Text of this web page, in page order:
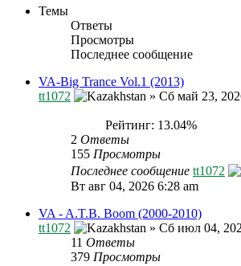
Темы
Ответы
Просмотры
Последнее сообщение
VA-Big Trance Vol.1 (2013)
tt1072
» Сб май 23,
Рейтинг: 13.04%
2 Ответы
155 Просмотры
Последнее сообщение tt1072
Вт авг 04, 2026 6:28 am
VA - A.T.B. Boom (2000-2010)
tt1072
» Сб июл 04,
11 Ответы
379 Просмотры